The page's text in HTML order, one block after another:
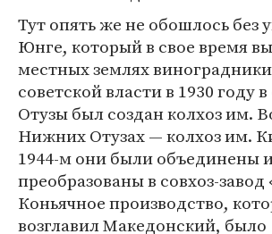
Тут опять же не обошлось без
Юнге, который в свое время
местных землях
советской власти в 1930 году
Отузы был создан колхоз им.
Нижних Отузах — колхоз им.
1944-м они были объединены
преобразованы в совхоз-завод
Коньячное производство,
возглавил Македонский, было